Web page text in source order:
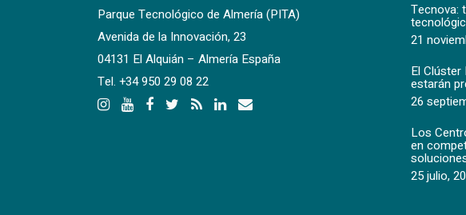
Parque Tecnológico de Almería (PITA)
Avenida de la Innovación, 23
04131 El Alquián – Almería España
Tel. +34 950 29 08 22
Tecnova:
21
El
estarán
26
Los
en
25 julio,